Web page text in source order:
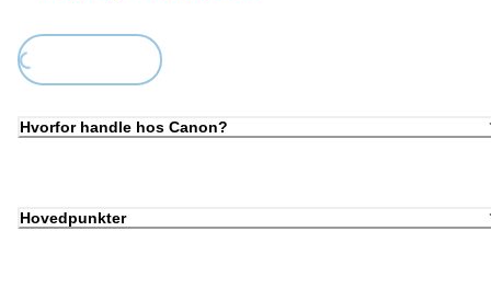
Hvorfor handle hos Canon?
Hovedpunkter